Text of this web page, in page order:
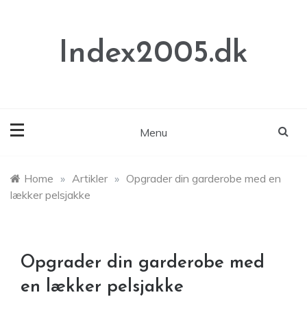
Index2005.dk
Menu
Home » Artikler » Opgrader din garderobe med en
lækker pelsjakke
Opgrader din garderobe med
en lækker pelsjakke